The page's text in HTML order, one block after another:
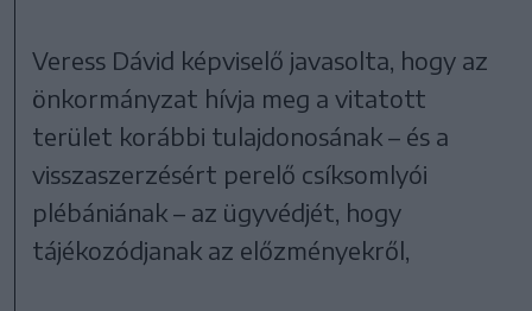
Veress Dávid képviselő javasolta, hogy az
önkormányzat hívja meg a vitatott
terület korábbi tulajdonosának – és a
visszaszerzésért perelő csíksomlyói
plébániának – az ügyvédjét, hogy
tájékozódjanak az előzményekről,